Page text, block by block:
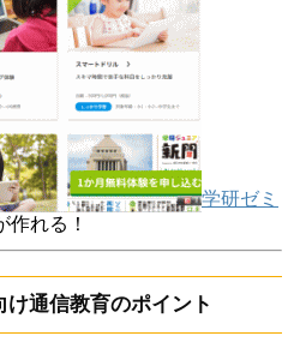
学研ゼミ
れる！
通信教育のポイント